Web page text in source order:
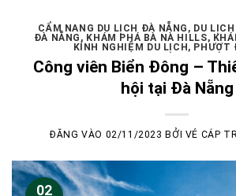
CẨM NANG DU LỊCH ĐÀ NẴNG , DU
ĐÀ NẴNG , KHÁM PHÁ BÀ NÀ HILLS,
KÍNH NGHIỆM DU LỊCH , PHƯỢT
Công viên Biển Đông –
hội tại Đà Nẵng
ĐĂNG VÀO 02/11/2023 BỞI VÉ CÁP
02